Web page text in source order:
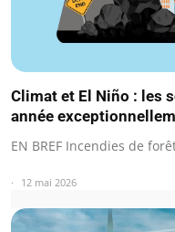
Climat et El Niño : les
année
EN BREF Incendies de
12 mai 2026